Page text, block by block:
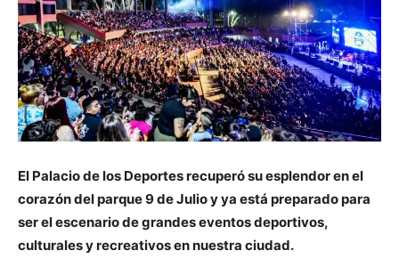
El Palacio de los Deportes recuperó su esplendor en el
corazón del parque 9 de Julio y ya está preparado para
ser el escenario de grandes eventos deportivos,
culturales y recreativos en nuestra ciudad.